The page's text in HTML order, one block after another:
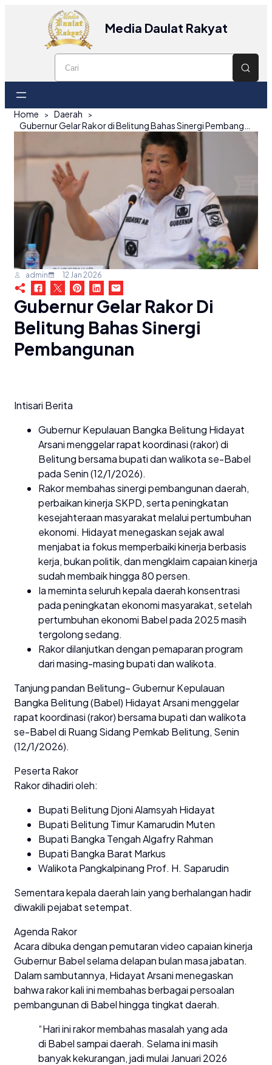
Media Daulat Rakyat
Home
Daerah
admin 12 Jan 2026
Gubernur Gelar Rakor Di
Belitung Bahas Sinergi
Pembangunan
Intisari Berita
Gubernur Kepulauan Bangka Belitung Hidayat
Arsani menggelar rapat koordinasi (rakor) di
Belitung bersama bupati dan walikota se-Babel
pada Senin (12/1/2026).
Rakor membahas sinergi pembangunan daerah,
perbaikan kinerja SKPD, serta peningkatan
kesejahteraan masyarakat melalui pertumbuhan
ekonomi. Hidayat menegaskan sejak awal
menjabat ia fokus memperbaiki kinerja berbasis
kerja, bukan politik, dan mengklaim capaian kinerja
sudah membaik hingga 80 persen.
Ia meminta seluruh kepala daerah konsentrasi
pada peningkatan ekonomi masyarakat, setelah
pertumbuhan ekonomi Babel pada 2025 masih
tergolong sedang.
Rakor dilanjutkan dengan pemaparan program
dari masing-masing bupati dan walikota.
Tanjung pandan Belitung– Gubernur Kepulauan
Bangka Belitung (Babel) Hidayat Arsani menggelar
rapat koordinasi (rakor) bersama bupati dan walikota
se-Babel di Ruang Sidang Pemkab Belitung, Senin
(12/1/2026).
Peserta Rakor
Rakor dihadiri oleh:
Bupati Belitung Djoni Alamsyah Hidayat
Bupati Belitung Timur Kamarudin Muten
Bupati Bangka Tengah Algafry Rahman
Bupati Bangka Barat Markus
Walikota Pangkalpinang Prof. H. Saparudin
Sementara kepala daerah lain yang berhalangan hadir
diwakili pejabat setempat.
Agenda Rakor
Acara dibuka dengan pemutaran video capaian kinerja
Gubernur Babel selama delapan bulan masa jabatan.
Dalam sambutannya, Hidayat Arsani menegaskan
bahwa rakor kali ini membahas berbagai persoalan
pembangunan di Babel hingga tingkat daerah.
“Hari ini rakor membahas masalah yang ada
di Babel sampai daerah. Selama ini masih
banyak kekurangan, jadi mulai Januari 2026